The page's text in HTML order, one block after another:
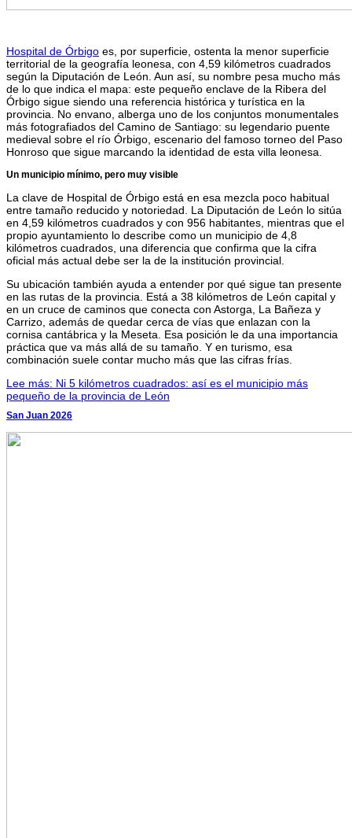
Hospital de Órbigo es, por superficie, ostenta la menor superficie
territorial de la geografía leonesa, con 4,59 kilómetros cuadrados
según la Diputación de León. Aun así, su nombre pesa mucho más
de lo que indica el mapa: este pequeño enclave de la Ribera del
Órbigo sigue siendo una referencia histórica y turística en la
provincia. No envano, alberga uno de los conjuntos monumentales
más fotografiados del Camino de Santiago: su legendario puente
medieval sobre el río Órbigo, escenario del famoso torneo del Paso
Honroso que sigue marcando la identidad de esta villa leonesa.
Un municipio mínimo, pero muy visible
La clave de Hospital de Órbigo está en esa mezcla poco habitual
entre tamaño reducido y notoriedad. La Diputación de León lo sitúa
en 4,59 kilómetros cuadrados y con 956 habitantes, mientras que el
propio ayuntamiento lo describe como un municipio de 4,8
kilómetros cuadrados, una diferencia que confirma que la cifra
oficial más actual debe ser la de la institución provincial.
Su ubicación también ayuda a entender por qué sigue tan presente
en las rutas de la provincia. Está a 38 kilómetros de León capital y
en un cruce de caminos que conecta con Astorga, La Bañeza y
Carrizo, además de quedar cerca de vías que enlazan con la
cornisa cantábrica y la Meseta. Esa posición le da una importancia
práctica que va más allá de su tamaño. Y en turismo, esa
combinación suele contar mucho más que las cifras frías.
Lee más: Ni 5 kilómetros cuadrados: así es el municipio más
pequeño de la provincia de León
San Juan 2026